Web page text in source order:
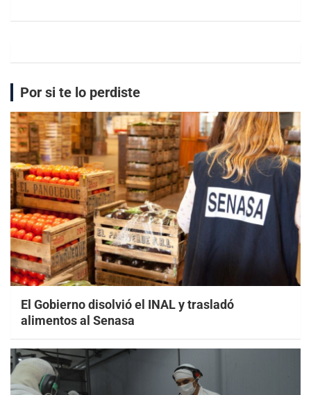
Por si te lo perdiste
El Gobierno disolvió el INAL y trasladó
alimentos al Senasa